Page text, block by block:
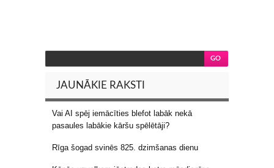
JAUNĀKIE RAKSTI
Vai AI spēj iemācīties blefot labāk nekā
pasaules labākie kāršu spēlētāji?
Rīga šogad svinēs 825. dzimšanas dienu